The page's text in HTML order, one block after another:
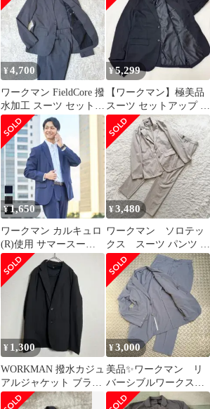
¥4,700
ワークマン FieldCore 撥
水加工 スーツ セットア
ップ グレー アンコン
¥5,299
【ワークマン】極美品
スーツ セットアップ ス
トレッチ 洗える 高機能
黒 XL
¥1,650
ワークマン カルキュロ
(R)使用 サマースーツ
ブラック Lサイズ セ
ット
¥3,480
ワークマン ソロテッ
クス スーツ パンツ ア
イボリー 上L 下LL
¥ 1,300
WORKMAN 撥水カジュ
アルジャケット ブラッ
ク M ソロテックス(R)
¥3,000
美品✨ワークマン リ
バーシブルワークスー
ツ セットアップ L